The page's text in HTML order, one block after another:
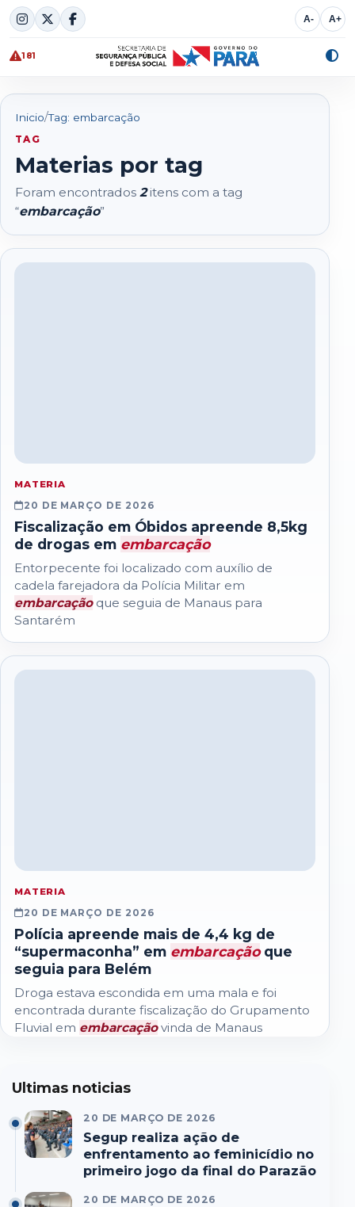
Skip
to
content
A- A+
181
Inicio/Tag: embarcação
TAG
Materias por tag
Foram encontrados 2itens com a tag
“embarcação”
MATERIA
20 DE MARÇO DE 2026
Fiscalização em Óbidos apreende 8,5kg
de drogas em embarcação
Entorpecente foi localizado com auxílio de
cadela farejadora da Polícia Militar em
embarcaçãoque seguia de Manaus para
Santarém
MATERIA
20 DE MARÇO DE 2026
Polícia apreende mais de 4,4 kg de
“supermaconha” em embarcaçãoque
seguia para Belém
Droga estava escondida em uma mala e foi
encontrada durante fiscalização do Grupamento
Fluvial em embarcaçãovinda de Manaus
Ultimas noticias
20 DE MARÇO DE 2026
Segup realiza ação de
enfrentamento ao feminicídio no
primeiro jogo da final do Parazão
20 DE MARÇO DE 2026